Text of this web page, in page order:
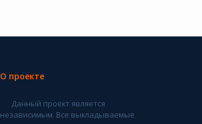
О проекте
Данный проект является
независимым. Все выкладываемые